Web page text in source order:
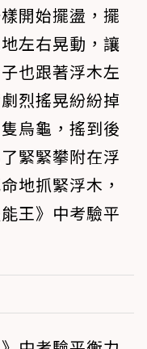
開始擺盪，擺
左右晃動，讓
也跟著浮木左
烈搖晃紛紛掉
烏龜，搖到後
緊緊攀附在浮
地抓緊浮木，
王》中考驗平